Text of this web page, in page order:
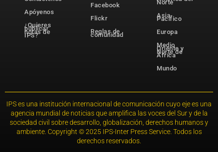
Apóyenos
¿Quieres
publicar
notas de
IPS?
Facebook
Flickr
Reglas de
comunidad
Norte
Asia-
Pacífico
Europa
Medio
Oriente y
Norte de
África
Mundo
IPS es una institución internacional de comunicación cuyo eje es una
agencia mundial de noticias que amplifica las voces del Sur y de la
sociedad civil sobre desarrollo, globalización, derechos humanos y
ambiente. Copyright © 2025 IPS-Inter Press Service. Todos los
derechos reservados.